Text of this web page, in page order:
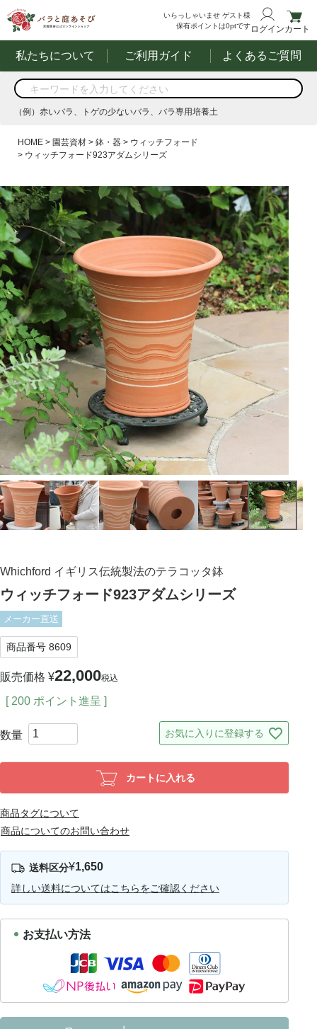
いらっしゃいませ ゲスト様
保有ポイントは0ptですログインカート
私たちについて ご利用ガイド よくあるご質問
商品を検索
する
（例）赤いバラ、トゲの少ないバラ、バラ専用培養土
（例）赤いバラ、トゲの少ないバラ、バラ専用培養土
HOME 園芸資材 鉢・器
ウィッチフォード
ウィッチフォード923アダムシリーズ
Whichford イギリス伝統製法のテラコッタ鉢
ウィッチフォード923アダムシリーズ
メーカー直送
商品番号 8609
販売価格 ¥22,000税込
[ 200 ポイント進呈 ]
お気に入りに登録する
カートに入れる
商品タグについて
商品についてのお問い合わせ
¥1,650
詳しい送料についてはこちらをご確認ください
お支払い方法